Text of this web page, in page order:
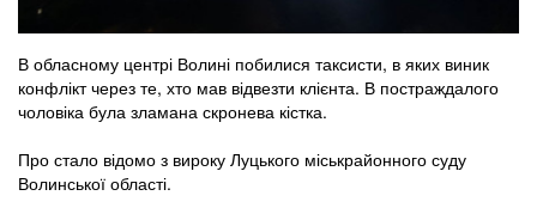
В обласному центрі Волині побилися таксисти, в яких виник
конфлікт через те, хто мав відвезти клієнта. В постраждалого
чоловіка була зламана скронева кістка.
Про стало відомо з вироку Луцького міськрайонного суду
Волинської області.